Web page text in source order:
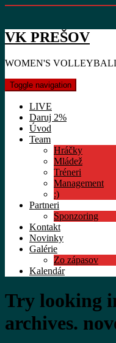
VK PREŠOV
WOMEN'S
Toggle navigation
LIVE
Daruj 2%
Úvod
Team
Hráčky
Mládež
Tréneri
Management
:)
Partneri
Sponzoring
Kontakt
Novinky
Galérie
Zo zápasov
Kalendár
Try looking
archives.